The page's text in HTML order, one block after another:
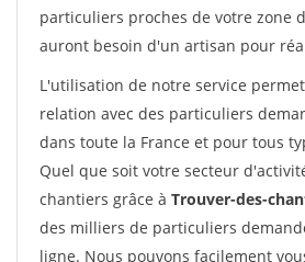
particuliers proches de votre zone
auront besoin d'un artisan pour
L'utilisation de notre service
relation avec des particuliers
dans toute la France et pour tous
Quel que soit votre secteur
chantiers grâce à Trouver-des-
des milliers de particuliers
ligne. Nous pouvons facilement